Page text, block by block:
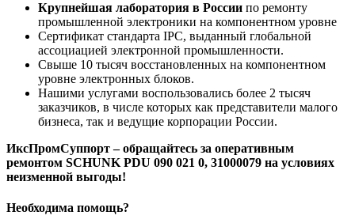
Крупнейшая лаборатория в России по ремонту
промышленной электроники на компонентном уровне
Сертификат стандарта IPC, выданный глобальной
ассоциацией электронной промышленности.
Свыше 10 тысяч восстановленных на компонентном
уровне электронных блоков.
Нашими услугами воспользовались более 2 тысяч
заказчиков, в числе которых как представители малого
бизнеса, так и ведущие корпорации России.
ИксПромСуппорт – обращайтесь за оперативным
ремонтом SCHUNK PDU 090 021 0, 31000079 на условиях
неизменной выгоды!
Необходима помощь?